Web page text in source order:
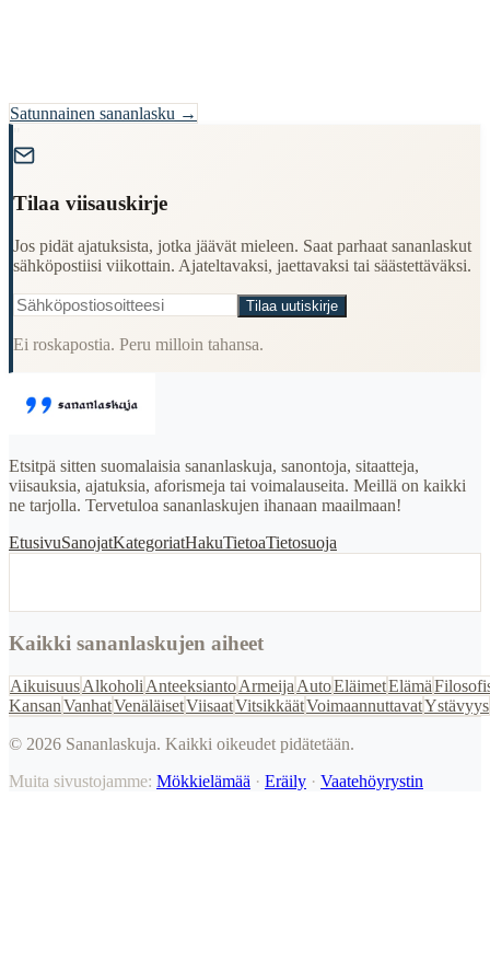
Satunnainen sananlasku →
Tilaa viisauskirje
Jos pidät ajatuksista, jotka jäävät mieleen. Saat parhaat sananlaskut
sähköpostiisi viikottain. Ajateltavaksi, jaettavaksi tai säästettäväksi.
Tilaa uutiskirje
Ei roskapostia. Peru milloin tahansa.
Etsitpä sitten suomalaisia sananlaskuja, sanontoja, sitaatteja,
viisauksia, ajatuksia, aforismeja tai voimalauseita. Meillä on kaikki
ne tarjolla. Tervetuloa sananlaskujen ihanaan maailmaan!
EtusivuSanojatKategoriatHakuTietoaTietosuoja
Kaikki sananlaskujen aiheet
AikuisuusAlkoholi AnteeksiantoArmeija AutoEläimetElämä
KansanVanhatVenäläisetViisaatVitsikkäätVoimaannuttavatYstävyys
© 2026 Sananlaskuja. Kaikki oikeudet pidätetään.
Muita sivustojamme: Mökkielämää · Eräily · Vaatehöyrystin